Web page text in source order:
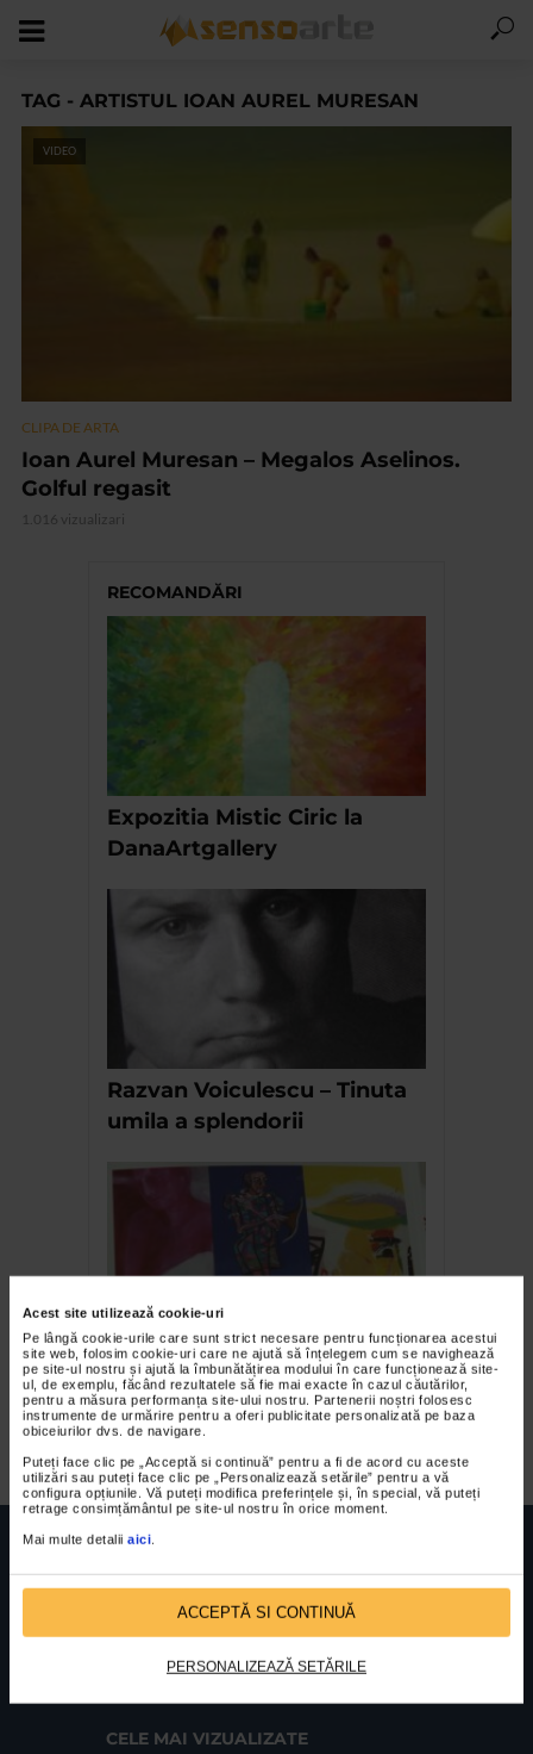
Acest site utilizează cookie-uri
Pe lângă cookie-urile care sunt strict necesare pentru funcționarea acestui
site web, folosim cookie-uri care ne ajută să înțelegem cum se navighează
pe site-ul nostru și ajută la îmbunătățirea modului în care funcționează site-
ul, de exemplu, făcând rezultatele să fie mai exacte în cazul căutărilor,
pentru a măsura performanța site-ului nostru. Partenerii noștri folosesc
instrumente de urmărire pentru a oferi publicitate personalizată pe baza
obiceiurilor dvs. de navigare.
Puteți face clic pe „Acceptă si continuă” pentru a fi de acord cu aceste
utilizări sau puteți face clic pe „Personalizează setările” pentru a vă
configura opțiunile. Vă puteți modifica preferințele și, în special, vă puteți
retrage consimțământul pe site-ul nostru în orice moment.
Mai multe detalii aici
ACCEPTĂ SI CONTINUĂ
PERSONALIZEAZĂ SETĂRILE
TAG - ARTISTUL IOAN AUREL MURESAN
VIDEO
CLIPA DE ARTA
Ioan Aurel Muresan – Megalos Aselinos.
Golful regasit
1.016 vizualizari
RECOMANDĂRI
Expozitia Mistic Ciric la
DanaArtgallery
Razvan Voiculescu – Tinuta
umila a splendorii
Trei ipostaze stilistice…
Anca Boeriu, Ana Ruxandra
Ilfoveanu si Letitia Oprisan
Sc. 4, Ap. 197, Sector 2
CELE MAI VIZUALIZATE